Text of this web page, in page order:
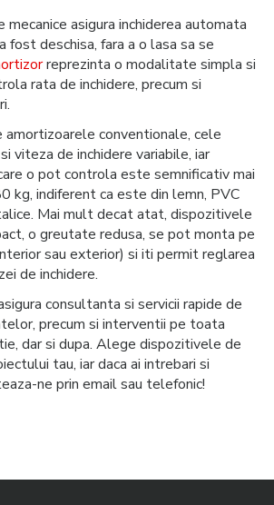
asigura inchiderea automata
fost deschisa, fara a o lasa sa se
reprezinta o modalitate simpla si
rata de inchidere, precum si
amortizoarele conventionale, cele
viteza de inchidere variabile, iar
o pot controla este semnificativ mai
kg, indiferent ca este din lemn, PVC
Mai mult decat atat, dispozitivele
o greutate redusa, se pot monta pe
sau exterior) si iti permit reglarea
de inchidere.
consultanta si servicii rapide de
precum si interventii pe toata
dar si dupa. Alege dispozitivele de
tau, iar daca ai intrebari si
ne prin email sau telefonic!